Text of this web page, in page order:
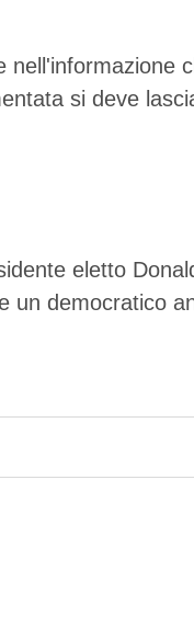
si deve
eletto
un democratico